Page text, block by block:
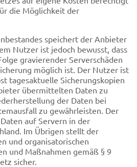
die Möglichkeit der
speichert der Anbieter
Nutzer ist jedoch bewusst, dass
gravierender Serverschäden
möglich ist. Der Nutzer ist
tagesaktuelle Sicherungskopien
übermittelten Daten zu
der Daten bei
zu gewährleisten. Der
auf Servern in der
Im Übrigen stellt der
und organisatorischen
und Maßnahmen gemäß § 9
sicher.